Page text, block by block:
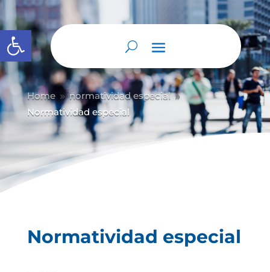
Abrir barra de herramientas
Home 9 normatividad especial 9
Normatividad especial
Normatividad especial